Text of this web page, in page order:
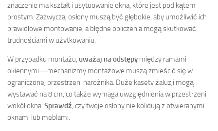
znaczenie ma kształt i usytuowanie okna, które jest pod kątem
prostym. Zazwyczaj osłony muszą być głębokie, aby umożliwić ich
prawidłowe montowanie, a błędne obliczenia mogą skutkować
trudnościami w użytkowaniu.
W przypadku montażu, uważaj na odstępy między ramami
okiennymi—mechanizmy montażowe muszą zmieścić się w
ograniczonej przestrzeni narożnika. Duże kasety żaluzji mogą
wystawać na 8 cm, co także wymaga uwzględnienia w przestrzeni
wokół okna. Sprawdź, czy twoje osłony nie kolidują z otwieranymi
oknami lub meblami.